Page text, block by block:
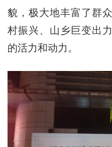
貌，极大地丰富了群
村振兴、山乡巨变出
的活力和动力。